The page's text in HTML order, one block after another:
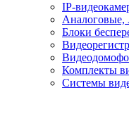
IP-
Блоки
Комплекты
Системы